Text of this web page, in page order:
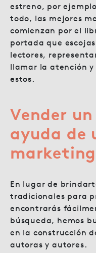
estreno, por
todo, las mejores
comienzan por el
portada que
lectores,
llamar la atención
estos.
Vender
ayuda de
marketing
En lugar de
tradicionales para
encontrarás
búsqueda, hemos
en la construcción
autoras y autores.